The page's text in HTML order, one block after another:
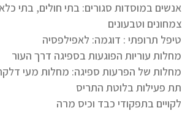
אנשים במוסדות סגורים: בתי חולים, בתי כלא,
צמחונים וטבעונים
טיפל תרופתי : דוגמה: לאפילפסיה
מחלות עוריות הפוגעות בספיגה דרך העור
מחלות של הפרעות ספיגה: מחלות מעי
תת פעילות בלוטת התריס
לקויים בתפקודי כבד וכיס מרה